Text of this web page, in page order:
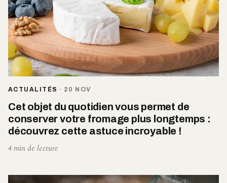
ACTUALITÉS · 20 NOV
Cet objet du quotidien vous permet de
conserver votre fromage plus longtemps :
découvrez cette astuce incroyable !
4 min de lecture